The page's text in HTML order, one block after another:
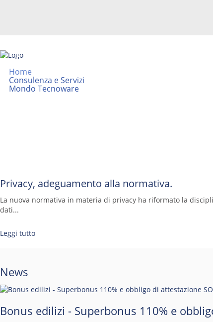
Home
Consulenza e Servizi
Mondo Tecnoware
Privacy, adeguamento alla normativa.
La nuova normativa in materia di privacy ha riformato la
dati...
Leggi tutto
News
Bonus edilizi - Superbonus 110% e